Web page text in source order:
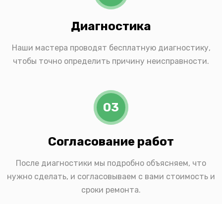
Диагностика
Наши мастера проводят бесплатную диагностику,
чтобы точно определить причину неисправности.
03
Согласование работ
После диагностики мы подробно объясняем, что
нужно сделать, и согласовываем с вами стоимость и
сроки ремонта.